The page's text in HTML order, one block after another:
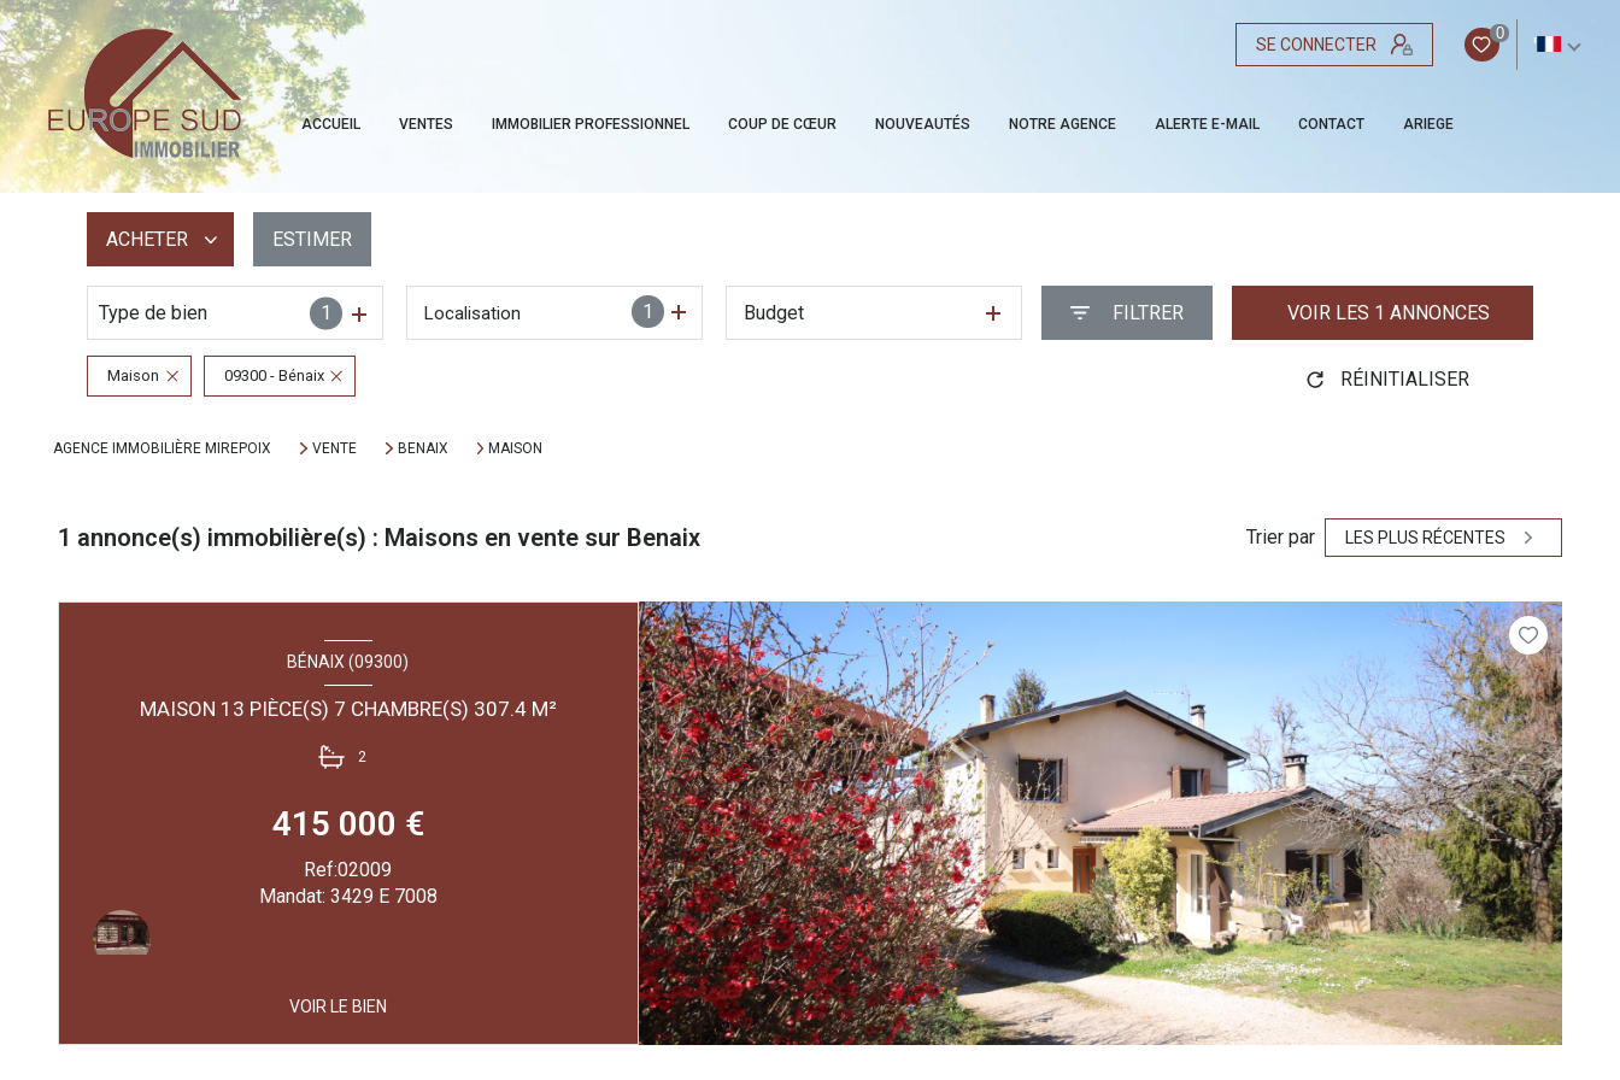
SE CONNECTER
0 FR
ACCUEIL VENTES IMMOBILIER PROFESSIONNEL COUP DE CŒUR NOUVEAUTÉS NOTRE AGENCE ALERTE E-MAIL CONTACT ARIEGE
ACHETER
De l'ancien
ESTIMER
Type de bien 1 1
Localisation Budget FILTRER VOIR LES 1 ANNONCES
Maison 09300 - Bénaix RÉINITIALISER
AGENCE IMMOBILIÈRE MIREPOIX VENTE BENAIX MAISON
1 annonce(s) immobilière(s) : Maisons en vente sur Benaix Trier par LES PLUS RÉCENTES
BÉNAIX (09300)
MAISON 13 PIÈCE(S) 7 CHAMBRE(S) 307.4 M²
2
415 000 €
Ref:02009
Mandat: 3429 E 7008
VOIR LE BIEN